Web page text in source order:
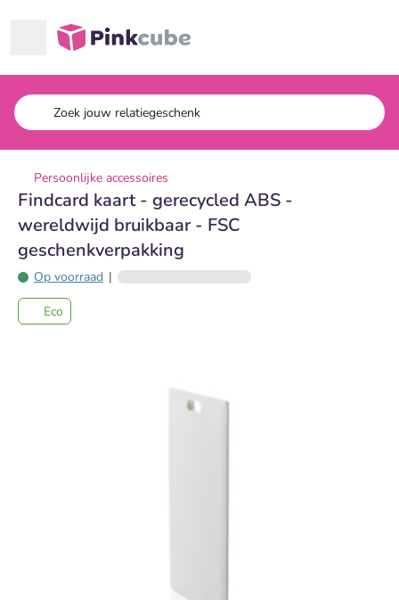
Pinkcube
Persoonlijke accessoires
Findcard kaart - gerecycled ABS -
wereldwijd bruikbaar - FSC
geschenkverpakking
Op voorraad |
Eco